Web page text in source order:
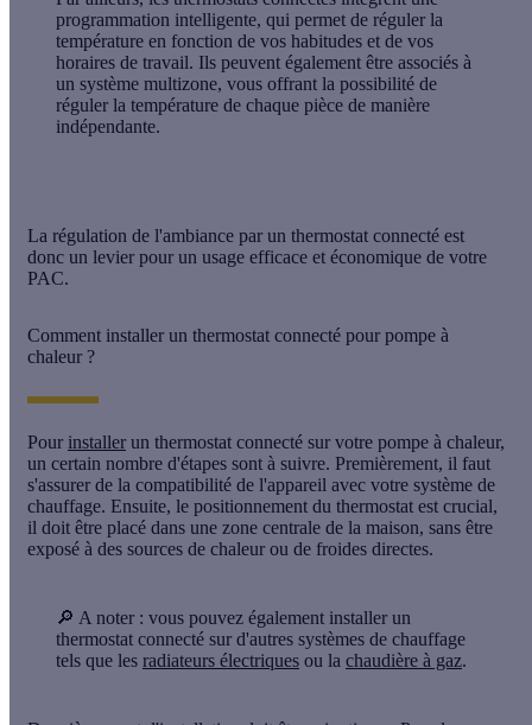
programmation intelligente, qui permet de réguler la
température en fonction de vos habitudes et de vos
horaires de travail. Ils peuvent également être associés à
un système multizone, vous offrant la possibilité de
réguler la température de chaque pièce de manière
indépendante.
La régulation de l'ambiance par un thermostat connecté est
donc un levier pour un usage efficace et économique de votre
PAC.
Comment installer un thermostat connecté pour pompe à
chaleur ?
Pour installer un thermostat connecté sur votre pompe à chaleur,
un certain nombre d'étapes sont à suivre. Premièrement, il faut
s'assurer de la compatibilité de l'appareil avec votre système de
chauffage. Ensuite, le positionnement du thermostat est crucial,
il doit être placé dans une zone centrale de la maison, sans être
exposé à des sources de chaleur ou de froides directes.
🔎 A noter : vous pouvez également installer un
thermostat connecté sur d'autres systèmes de chauffage
tels que les radiateurs électriques ou la chaudière à gaz.